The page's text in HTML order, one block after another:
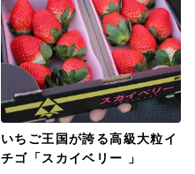
いちご王国が誇る高級大粒イ
チゴ「スカイベリー 」